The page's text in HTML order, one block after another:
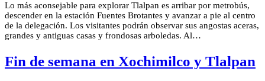
Lo más aconsejable para explorar Tlalpan es arribar por metrobús,
descender en la estación Fuentes Brotantes y avanzar a pie al centro
de la delegación. Los visitantes podrán observar sus angostas aceras,
grandes y antiguas casas y frondosas arboledas. Al…
Fin de semana en Xochimilco y Tlalpan